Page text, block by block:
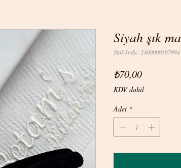
Siyah şık
Stok kodu: 2400000367994
₺70,00Fiyat
KDV dahil
Adet *